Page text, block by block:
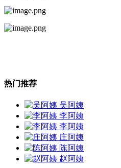
热门推荐
吴阿姨
李阿姨
李阿姨
庄阿姨
陈阿姨
赵阿姨